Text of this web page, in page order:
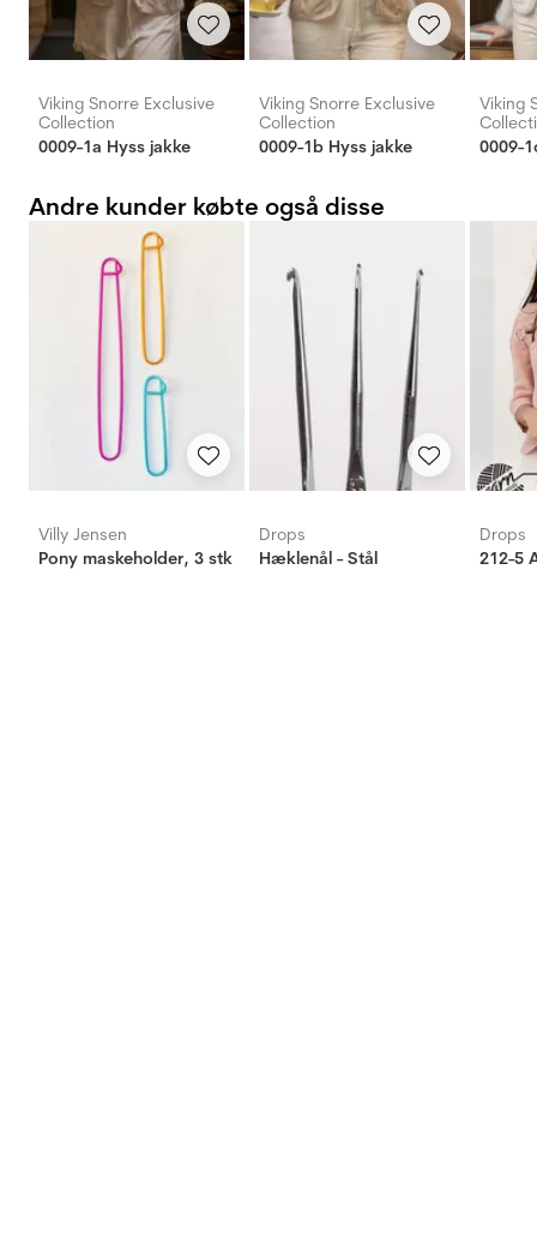
Viking Snorre Exclusive
Collection
0009-1a Hyss jakke
Viking Snorre Exclusive
Collection
0009-1b Hyss jakke
Viking
0009-
Andre kunder købte også disse
Villy Jensen
Pony maskeholder, 3 stk
Drops
Hæklenål - Stål
Drops